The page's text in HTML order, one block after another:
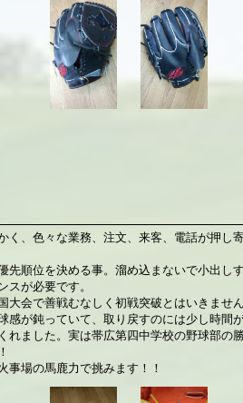
く、色々な業務、注文、来客、電話が押し
先順位を決める事。溜め込まないで小出し
スが必要です。
大会で善戦むなしく初戦突破とはいきませ
感が鈍っていて、取り戻すのには少し時間
れました。実は帯広第四中学校の野球部の
事場の馬鹿力で挑みます！！